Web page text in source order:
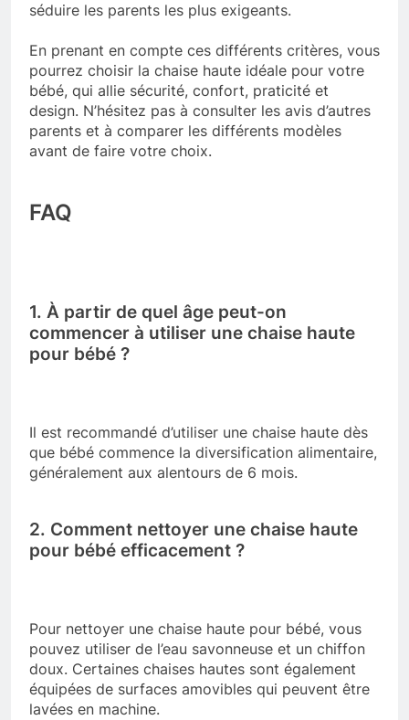
séduire les parents les plus exigeants.
En prenant en compte ces différents critères, vous
pourrez choisir la chaise haute idéale pour votre
bébé, qui allie sécurité, confort, praticité et
design. N’hésitez pas à consulter les avis d’autres
parents et à comparer les différents modèles
avant de faire votre choix.
FAQ
1. À partir de quel âge peut-on
commencer à utiliser une chaise haute
pour bébé ?
Il est recommandé d’utiliser une chaise haute dès
que bébé commence la diversification alimentaire,
généralement aux alentours de 6 mois.
2. Comment nettoyer une chaise haute
pour bébé efficacement ?
Pour nettoyer une chaise haute pour bébé, vous
pouvez utiliser de l’eau savonneuse et un chiffon
doux. Certaines chaises hautes sont également
équipées de surfaces amovibles qui peuvent être
lavées en machine.